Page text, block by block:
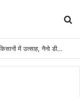
खाद की कालाबाजारी पर शिकंजा : अवैध भण्डारण पर कार्रवाई, गोदाम सील और खाद जब्त….